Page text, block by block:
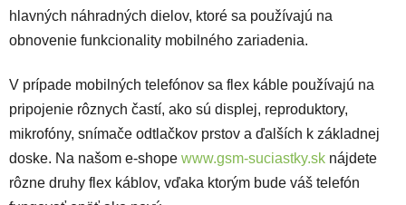
hlavných náhradných dielov, ktoré sa používajú na
obnovenie funkcionality mobilného zariadenia.
V prípade mobilných telefónov sa flex káble používajú na
pripojenie rôznych častí, ako sú displej, reproduktory,
mikrofóny, snímače odtlačkov prstov a ďalších k základnej
doske. Na našom e-shope www.gsm-suciastky.sk nájdete
rôzne druhy flex káblov, vďaka ktorým bude váš telefón